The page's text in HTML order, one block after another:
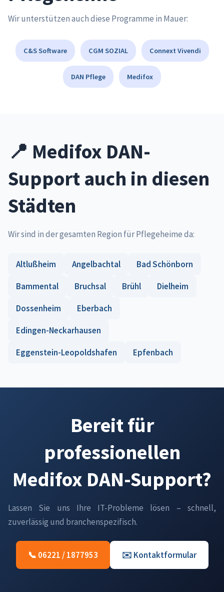
Wir unterstützen auch diese Programme in Mauer:
C&S Software CGM SOZIAL Connext Vivendi
DAN Pflege Medifox
📍 Medifox DAN-
Support auch in diesen
Städten
Wir sind in der gesamten Region für Pflegeheime da:
Altlußheim Angelbachtal
Bad Schönborn
Bammental
Bruchsal Brühl
Dielheim
Dossenheim
Eberbach
Edingen-Neckarhausen
Eggenstein-Leopoldshafen
Epfenbach
Bereit für
professionellen
Medifox DAN-Support?
Lassen Sie uns Ihre IT-Probleme lösen – schnell,
zuverlässig und branchenspezifisch.
📞 06221 / 1877953 ✉️ Kontaktformular